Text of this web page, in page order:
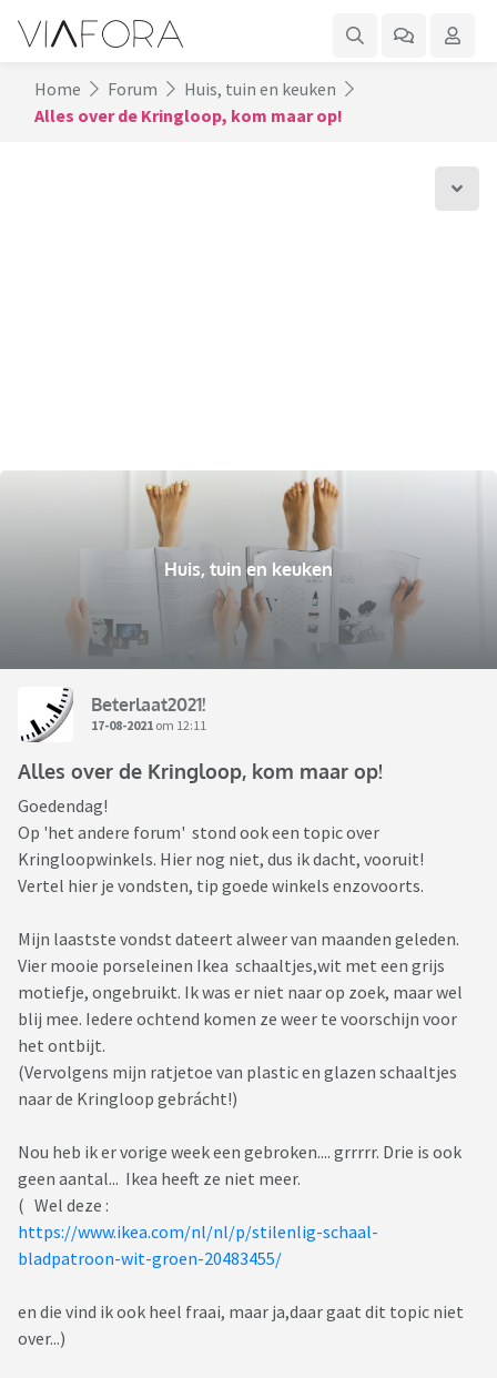
Home Forum
Huis, tuin en keuken
Alles over de Kringloop, kom maar op!
Huis, tuin en keuken
Beterlaat2021!
17-08-2021 om 12:11
Alles over de Kringloop, kom maar op!
Goedendag!
Op 'het andere forum' stond ook een topic over
Kringloopwinkels. Hier nog niet, dus ik dacht, vooruit!
Vertel hier je vondsten, tip goede winkels enzovoorts.
Mijn laastste vondst dateert alweer van maanden geleden.
Vier mooie porseleinen Ikea schaaltjes,wit met een grijs
motiefje, ongebruikt. Ik was er niet naar op zoek, maar wel
blij mee. Iedere ochtend komen ze weer te voorschijn voor
het ontbijt.
(Vervolgens mijn ratjetoe van plastic en glazen schaaltjes
naar de Kringloop gebrácht!)
Nou heb ik er vorige week een gebroken.... grrrrr. Drie is ook
geen aantal... Ikea heeft ze niet meer.
( Wel deze :
https://www.ikea.com/nl/nl/p/stilenlig-schaal-
bladpatroon-wit-groen-20483455/
en die vind ik ook heel fraai, maar ja,daar gaat dit topic niet
over...)